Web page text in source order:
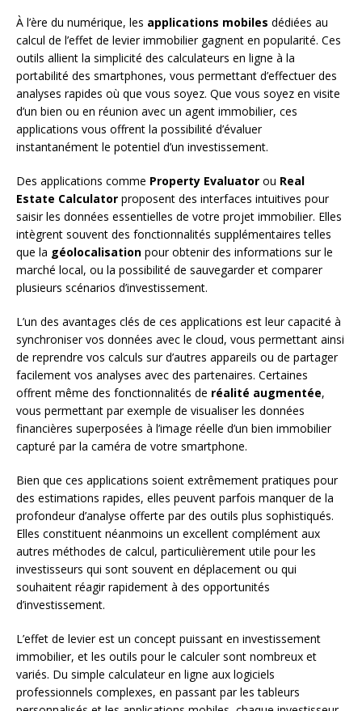
À l’ère du numérique, les applications mobiles dédiées au
calcul de l’effet de levier immobilier gagnent en popularité. Ces
outils allient la simplicité des calculateurs en ligne à la
portabilité des smartphones, vous permettant d’effectuer des
analyses rapides où que vous soyez. Que vous soyez en visite
d’un bien ou en réunion avec un agent immobilier, ces
applications vous offrent la possibilité d’évaluer
instantanément le potentiel d’un investissement.
Des applications comme Property Evaluator ou Real
Estate Calculator proposent des interfaces intuitives pour
saisir les données essentielles de votre projet immobilier. Elles
intègrent souvent des fonctionnalités supplémentaires telles
que la géolocalisation pour obtenir des informations sur le
marché local, ou la possibilité de sauvegarder et comparer
plusieurs scénarios d’investissement.
L’un des avantages clés de ces applications est leur capacité à
synchroniser vos données avec le cloud, vous permettant ainsi
de reprendre vos calculs sur d’autres appareils ou de partager
facilement vos analyses avec des partenaires. Certaines
offrent même des fonctionnalités de réalité augmentée,
vous permettant par exemple de visualiser les données
financières superposées à l’image réelle d’un bien immobilier
capturé par la caméra de votre smartphone.
Bien que ces applications soient extrêmement pratiques pour
des estimations rapides, elles peuvent parfois manquer de la
profondeur d’analyse offerte par des outils plus sophistiqués.
Elles constituent néanmoins un excellent complément aux
autres méthodes de calcul, particulièrement utile pour les
investisseurs qui sont souvent en déplacement ou qui
souhaitent réagir rapidement à des opportunités
d’investissement.
L’effet de levier est un concept puissant en investissement
immobilier, et les outils pour le calculer sont nombreux et
variés. Du simple calculateur en ligne aux logiciels
professionnels complexes, en passant par les tableurs